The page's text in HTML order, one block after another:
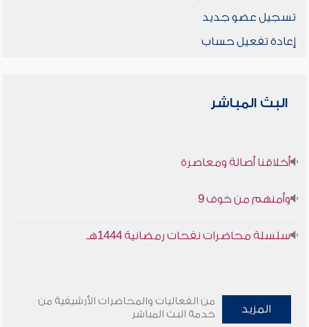
تسجيل عضو جديد
إعادة تفعيل حساب
البث المباشر
أخلاقنا أصالة ومعاصرة
وأمنهم من خوف 9
سلسلة محاضرات نفحات رمضانية 1444هـ
المزيد
من الفعاليات والمحاضرات الأرشيفية من
خدمة البث المباشر